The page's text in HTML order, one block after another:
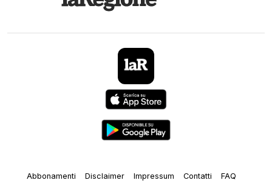
Abbonamenti Disclaimer Impressum Contatti
FAQ